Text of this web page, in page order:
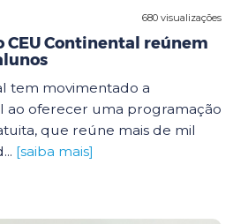
680 visualizações
CEU Continental reúnem
tem movimentado a
ao oferecer uma programação
que reúne mais de mil
[saiba mais]